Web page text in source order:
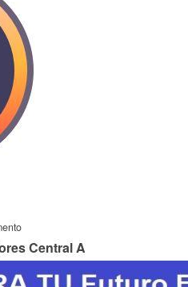
Central A